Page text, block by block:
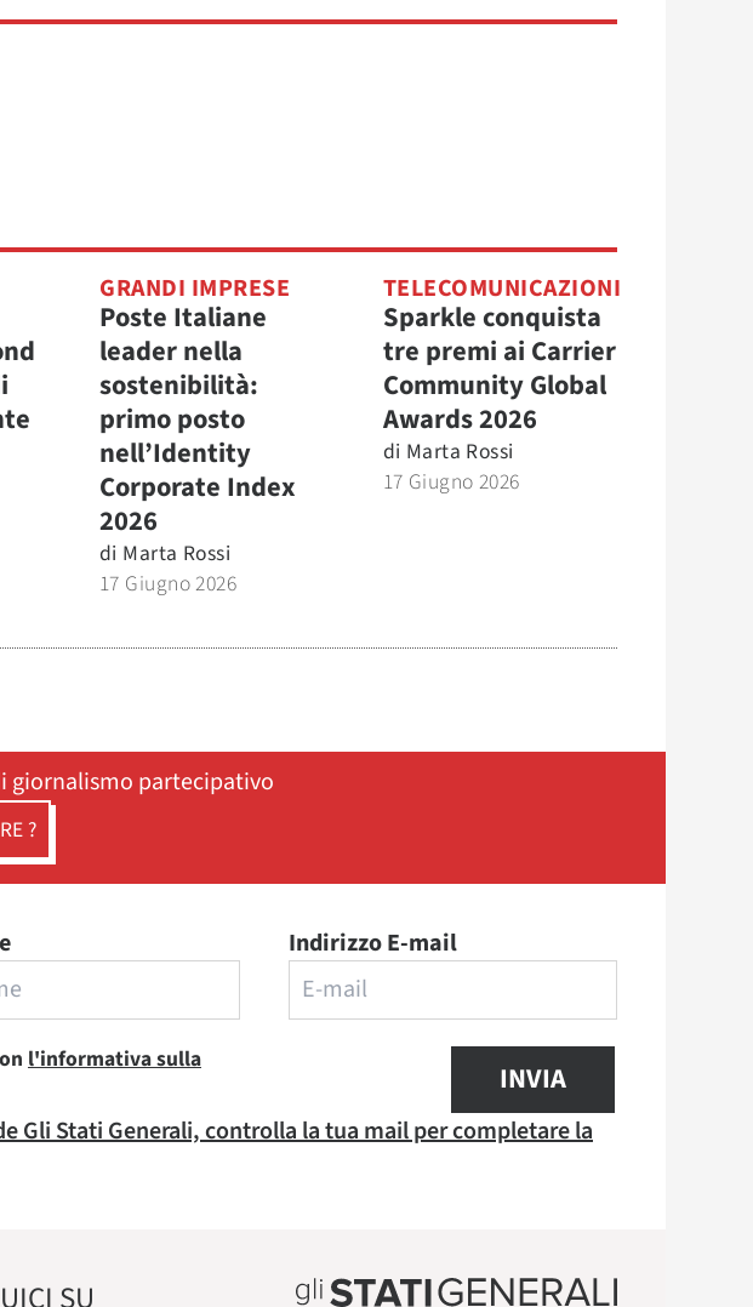
GRANDI IMPRESE
Poste Italiane
leader nella
sostenibilità:
primo posto
nell’Identity
Corporate Index
2026
di Marta Rossi
17 Giugno 2026
TELECOMUNICAZIONI
Sparkle conquista
tre premi ai Carrier
Community Global
Awards 2026
di Marta Rossi
17 Giugno 2026
giornalismo partecipativo
?
Indirizzo E-mail
l'informativa sulla
INVIA
Gli Stati Generali, controlla la tua mail per completare la